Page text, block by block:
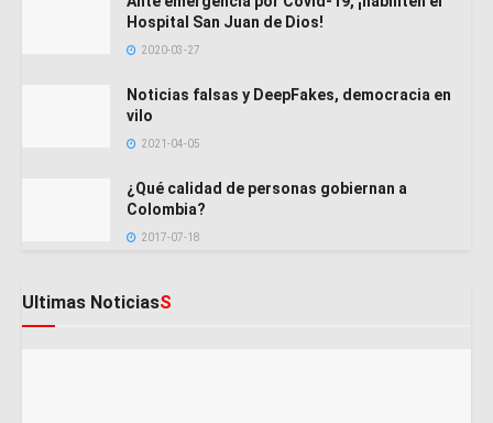
Hospital San Juan de Dios!
2020-03-27
Noticias falsas y DeepFakes, democracia en
vilo
2021-04-05
¿Qué calidad de personas gobiernan a
Colombia?
2017-07-18
Ultimas NoticiasS